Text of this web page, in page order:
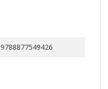
9788877549426